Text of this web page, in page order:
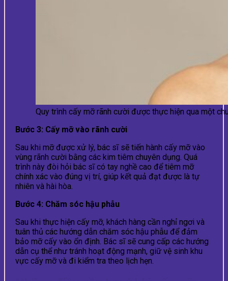
Quy trình cấy mỡ rãnh cười được thực hiện qua một
Bước 3: Cấy mỡ vào rãnh cười
Sau khi mỡ được xử lý, bác sĩ sẽ tiến hành cấy mỡ vào
vùng rãnh cười bằng các kim tiêm chuyên dụng. Quá
trình này đòi hỏi bác sĩ có tay nghề cao để tiêm mỡ
chính xác vào đúng vị trí, giúp kết quả đạt được là tự
nhiên và hài hòa.
Bước 4: Chăm sóc hậu phẫu
Sau khi thực hiện cấy mỡ, khách hàng cần nghỉ ngơi và
tuân thủ các hướng dẫn chăm sóc hậu phẫu để đảm
bảo mỡ cấy vào ổn định. Bác sĩ sẽ cung cấp các hướng
dẫn cụ thể như tránh hoạt động mạnh, giữ vệ sinh khu
vực cấy mỡ và đi kiểm tra theo lịch hẹn.